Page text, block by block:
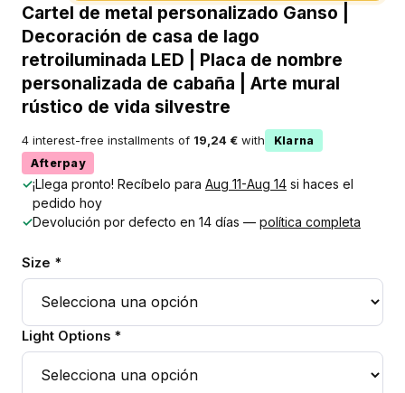
Cartel de metal personalizado Ganso |
Decoración de casa de lago
retroiluminada LED | Placa de nombre
personalizada de cabaña | Arte mural
rústico de vida silvestre
4 interest-free installments of 19,24 € with
Klarna
Afterpay
✓¡Llega pronto! Recíbelo para Aug 11-Aug 14 si haces el
pedido hoy
✓Devolución por defecto en 14 días — política completa
Size *
Light Options *